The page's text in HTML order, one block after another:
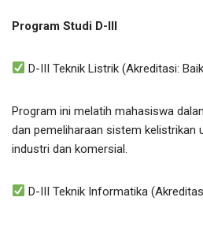
Program Studi D-III
D-III Teknik Listrik (Akreditasi:
Program ini melatih mahasiswa
dan pemeliharaan sistem kelistrikan
industri dan komersial.
D-III Teknik Informatika